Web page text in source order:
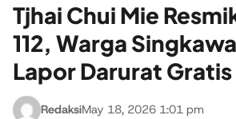
Tjhai Chui Mie
112, Warga
Lapor Darurat Gratis
RedaksiMay 18, 2026 1:01 pm